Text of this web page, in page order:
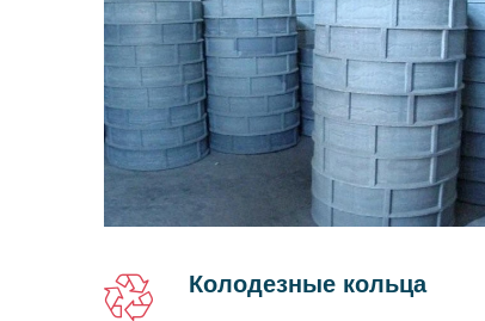
Колодезные кольца